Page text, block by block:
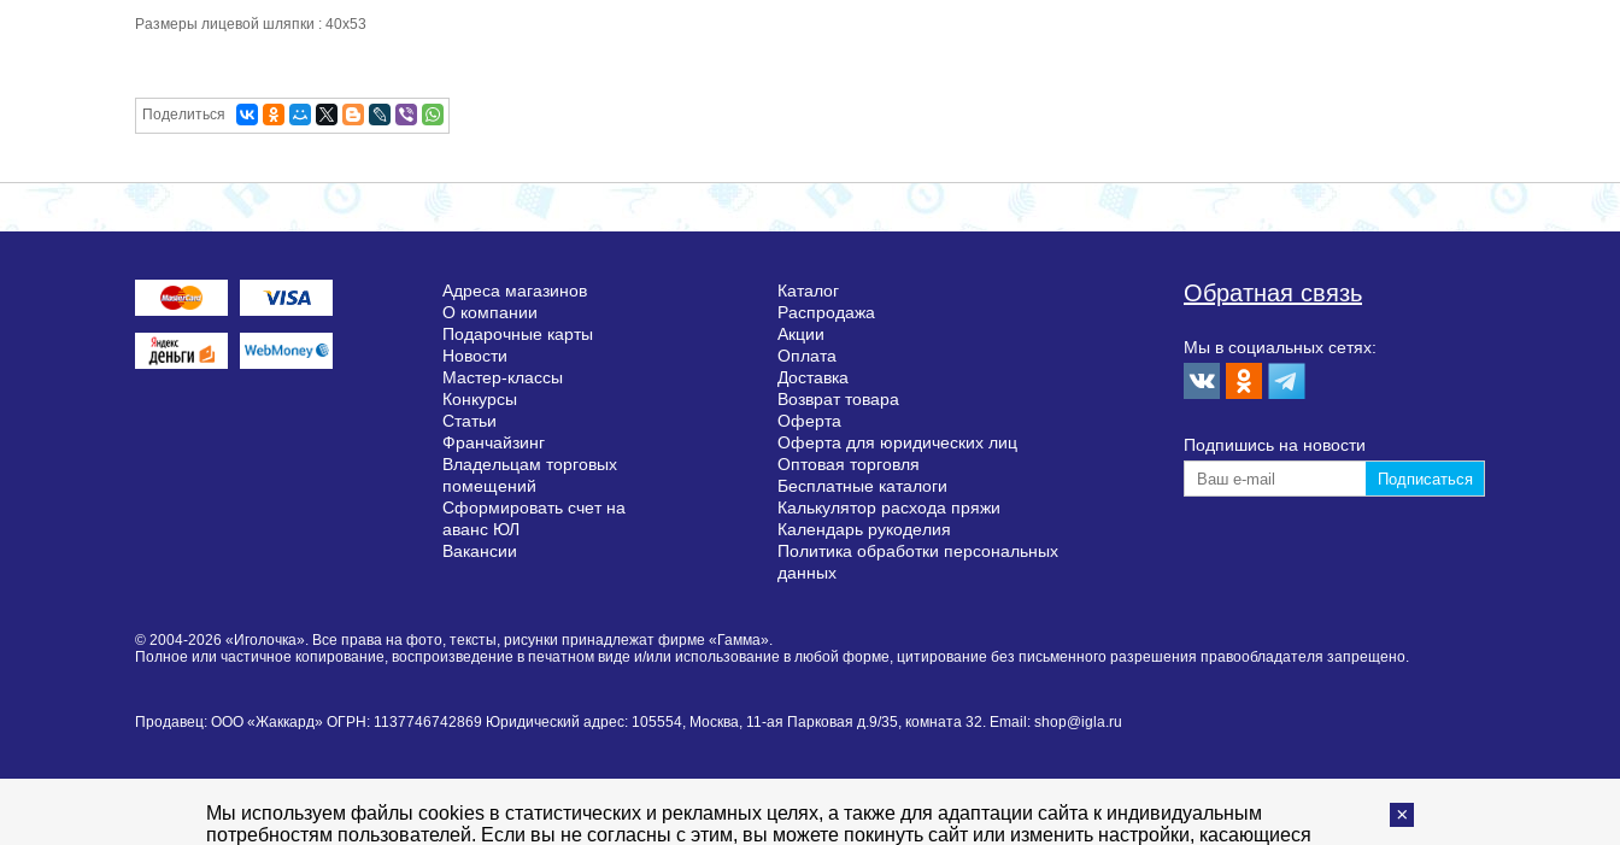
Размеры лицевой шляпки : 40х53
Поделиться
Адреса магазинов
О компании
Подарочные карты
Новости
Мастер-классы
Конкурсы
Статьи
Франчайзинг
Владельцам торговых
помещений
Сформировать счет на
аванс ЮЛ
Вакансии
Каталог
Распродажа
Акции
Оплата
Доставка
Возврат товара
Оферта
Оферта для юридических лиц
Оптовая торговля
Бесплатные каталоги
Калькулятор расхода пряжи
Календарь рукоделия
Политика обработки персональных
данных
Обратная связь
Мы в социальных сетях:
Подпишиcь на новости
© 2004-2026 «Иголочка». Все права на фото, тексты, рисунки принадлежат фирме «Гамма».
Полное или частичное копирование, воспроизведение в печатном виде и/или использование в любой форме, цитирование без письменного разрешения правообладателя запрещено.
Продавец: ООО «Жаккард» ОГРН: 1137746742869 Юридический адрес: 105554, Москва, 11-ая Парковая д.9/35, комната 32. Email: shop@igla.ru
Мы используем файлы cookies в статистических и рекламных целях, а также для адаптации сайта к индивидуальным
потребностям пользователей. Если вы не согласны с этим, вы можете покинуть сайт или изменить настройки, касающиеся